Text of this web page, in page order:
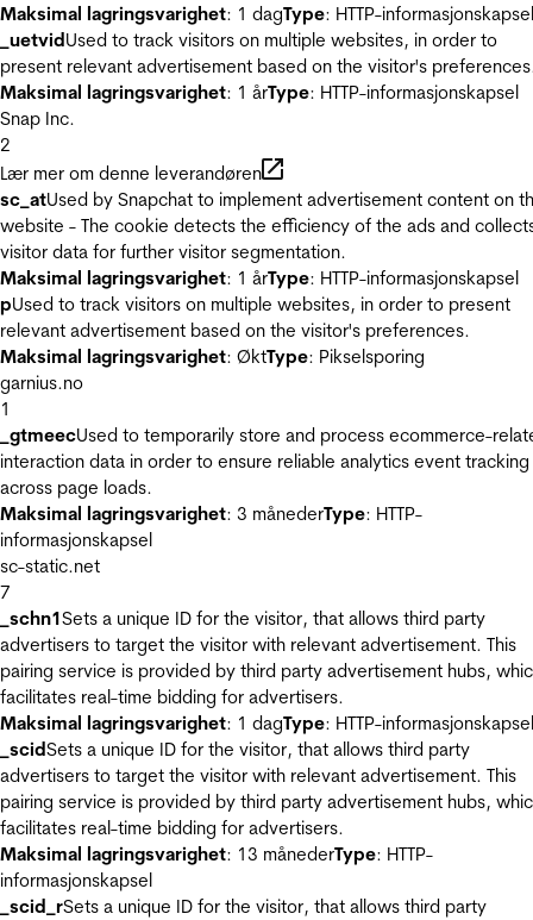
Maksimal lagringsvarighet: 1 dagType: HTTP-informasjonskapsel
_uetvidUsed to track visitors on multiple websites, in order to
present relevant advertisement based on the visitor's
Maksimal lagringsvarighet: 1 årType: HTTP-informasjonskapsel
Snap Inc.
2
Lær mer om denne leverandøren
sc_atUsed by Snapchat to implement advertisement content on
website - The cookie detects the efficiency of the ads and
visitor data for further visitor segmentation.
Maksimal lagringsvarighet: 1 årType: HTTP-informasjonskapsel
pUsed to track visitors on multiple websites, in order to present
relevant advertisement based on the visitor's preferences.
Maksimal lagringsvarighet: ØktType: Pikselsporing
garnius.no
1
_gtmeecUsed to temporarily store and process ecommerce-
interaction data in order to ensure reliable analytics event tracking
across page loads.
Maksimal lagringsvarighet: 3 månederType: HTTP-
informasjonskapsel
sc-static.net
7
_schn1Sets a unique ID for the visitor, that allows third party
advertisers to target the visitor with relevant advertisement. This
pairing service is provided by third party advertisement hubs,
facilitates real-time bidding for advertisers.
Maksimal lagringsvarighet: 1 dagType: HTTP-informasjonskapsel
_scidSets a unique ID for the visitor, that allows third party
advertisers to target the visitor with relevant advertisement. This
pairing service is provided by third party advertisement hubs,
facilitates real-time bidding for advertisers.
Maksimal lagringsvarighet: 13 månederType: HTTP-
informasjonskapsel
_scid_rSets a unique ID for the visitor, that allows third party